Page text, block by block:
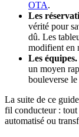
OTA.
Les
vérité pour
dû. Les
modifient en
Les équipes.
un moyen
bouleverse
La suite de ce
fil conducteur : tout
automatisé ou